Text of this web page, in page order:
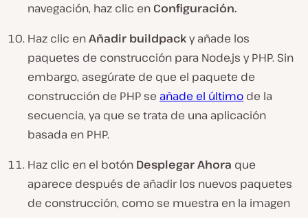
navegación, haz clic en Configuración.
Haz clic enAñadir buildpacky añade los
paquetes de construcción para Node.js y PHP. Sin
embargo, asegúrate de que el paquete de
construcción de PHP se añade el último de la
secuencia, ya que se trata de una aplicación
basada en PHP.
Haz clic en el botón Desplegar Ahora que
aparece después de añadir los nuevos paquetes
de construcción, como se muestra en la imagen